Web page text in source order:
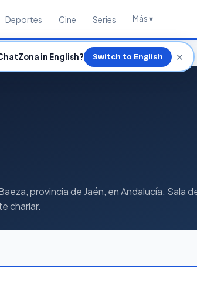
Deportes Cine Series Más ▾
provincia de Jaén, en Andalucía. Sala
charlar.
in English? Switch to English ✕